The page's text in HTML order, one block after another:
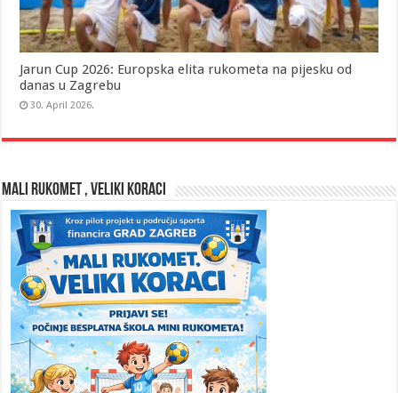
Jarun Cup 2026: Europska elita rukometa na pijesku od
danas u Zagrebu
30. April 2026.
MALI RUKOMET , VELIKI KORACI